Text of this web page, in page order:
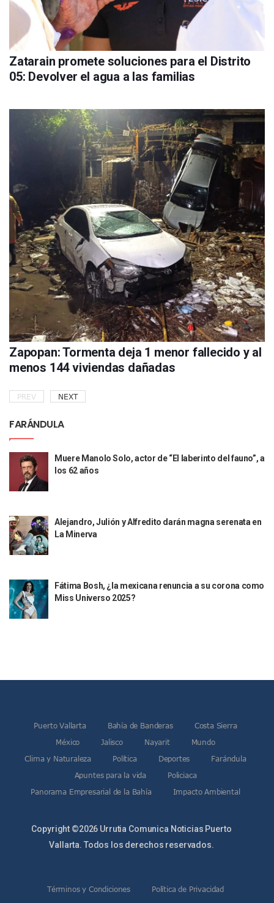
Zatarain promete soluciones para el Distrito
05: Devolver el agua a las familias
Zapopan: Tormenta deja 1 menor fallecido y al
menos 144 viviendas dañadas
PREV NEXT
FARÁNDULA
Muere Manolo Solo, actor de “El laberinto del fauno”, a
los 62 años
Alejandro, Julión y Alfredito darán magna serenata en
La Minerva
Fátima Bosh, ¿la mexicana renuncia a su corona como
Miss Universo 2025?
Puerto Vallarta Bahía de Banderas
Costa Sierra
México
Jalisco Nayarit
Mundo
Clima y Naturaleza
Política Deportes
Farándula
Apuntes para la vida
Policiaca
Panorama Empresarial de la Bahía
Impacto Ambiental
Copyright ©2026 Urrutia Comunica Noticias Puerto
Vallarta. Todos los derechos reservados.
Términos y Condiciones Política de Privacidad